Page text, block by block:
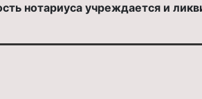
нотариуса учреждается и